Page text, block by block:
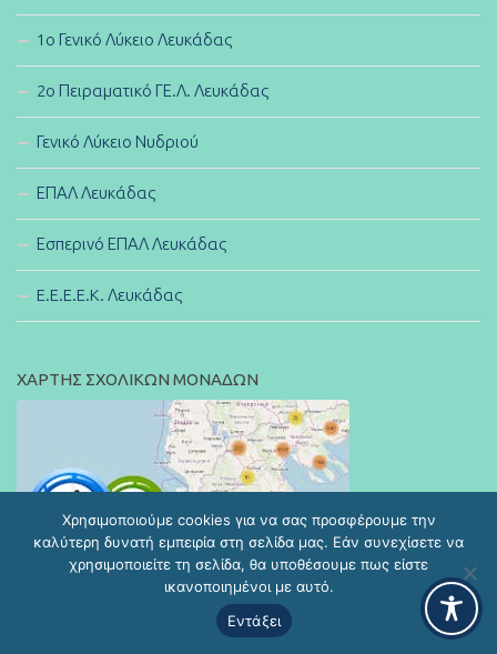
1ο Γενικό Λύκειο Λευκάδας
2ο Πειραματικό ΓΕ.Λ. Λευκάδας
Γενικό Λύκειο Νυδριού
ΕΠΑΛ Λευκάδας
Εσπερινό ΕΠΑΛ Λευκάδας
E.E.E.E.K. Λευκάδας
ΧΑΡΤΗΣ ΣΧΟΛΙΚΩΝ ΜΟΝΑΔΩΝ
Χρησιμοποιούμε cookies για να σας προσφέρουμε την
καλύτερη δυνατή εμπειρία στη σελίδα μας. Εάν συνεχίσετε να
χρησιμοποιείτε τη σελίδα, θα υποθέσουμε πως είστε
ικανοποιημένοι με αυτό.
Εντάξει